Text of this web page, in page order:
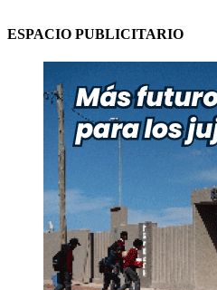
ESPACIO PUBLICITARIO